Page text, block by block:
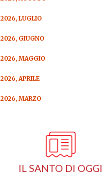
2026, LUGLIO
2026, GIUGNO
2026, MAGGIO
2026, APRILE
2026, MARZO
IL SANTO DI OGGI